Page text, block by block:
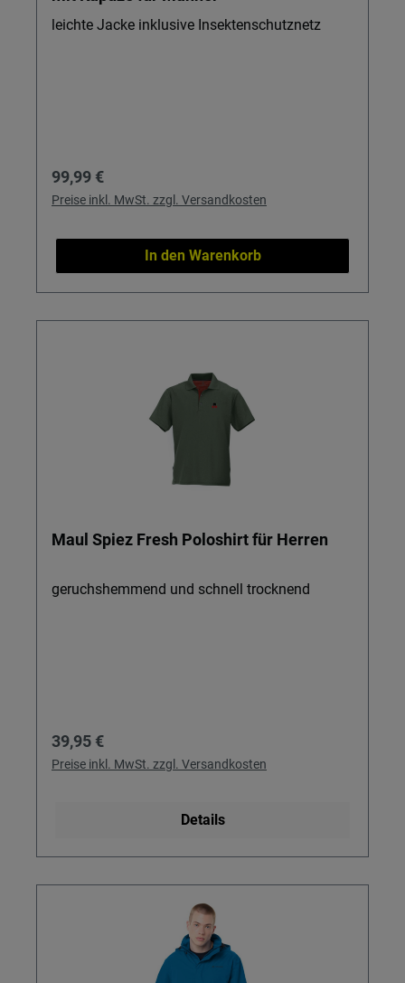
leichte Jacke inklusive Insektenschutznetz
Regulärer Preis:
99,99 €
Preise inkl. MwSt. zzgl. Versandkosten
In den Warenkorb
Maul Spiez Fresh Poloshirt für Herren
geruchshemmend und schnell trocknend
Regulärer Preis:
39,95 €
Preise inkl. MwSt. zzgl. Versandkosten
Details